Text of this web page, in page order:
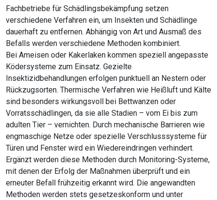
Fachbetriebe für Schädlingsbekämpfung setzen
verschiedene Verfahren ein, um Insekten und Schädlinge
dauerhaft zu entfernen. Abhängig von Art und Ausmaß des
Befalls werden verschiedene Methoden kombiniert.
Bei Ameisen oder Kakerlaken kommen speziell angepasste
Ködersysteme zum Einsatz. Gezielte
Insektizidbehandlungen erfolgen punktuell an Nestern oder
Rückzugsorten. Thermische Verfahren wie Heißluft und Kälte
sind besonders wirkungsvoll bei Bettwanzen oder
Vorratsschädlingen, da sie alle Stadien – vom Ei bis zum
adulten Tier – vernichten. Durch mechanische Barrieren wie
engmaschige Netze oder spezielle Verschlusssysteme für
Türen und Fenster wird ein Wiedereindringen verhindert.
Ergänzt werden diese Methoden durch Monitoring-Systeme,
mit denen der Erfolg der Maßnahmen überprüft und ein
erneuter Befall frühzeitig erkannt wird. Die angewandten
Methoden werden stets gesetzeskonform und unter